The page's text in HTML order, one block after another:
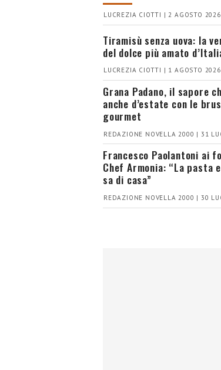
LUCREZIA CIOTTI | 2 AGOSTO 2026
Tiramisù senza uova: la
del dolce più amato
LUCREZIA CIOTTI | 1 AGOSTO 2026
Grana Padano, il sapore
anche d’estate con le
gourmet
REDAZIONE NOVELLA 2000 | 31
Francesco Paolantoni ai
Chef Armonia: “La pasta
sa di casa”
REDAZIONE NOVELLA 2000 | 30